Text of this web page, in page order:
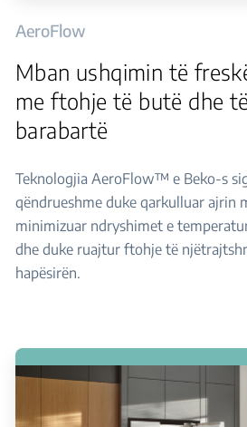
AeroFlow
Mban ushqimin të
me ftohje të butë dhe të
barabartë
Teknologjia AeroFlow™ e Beko-s
qëndrueshme duke qarkulluar ajrin
minimizuar ndryshimet e
dhe duke ruajtur ftohje të
hapësirën.